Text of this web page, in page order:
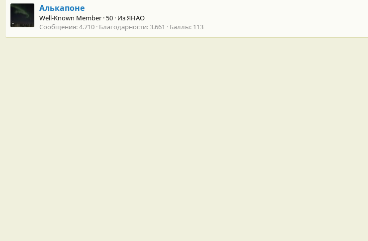
Алькапоне
Well-Known Member ·50 · ИзЯНАО
Сообщения 4.710 Благодарности 3.661 Баллы 113